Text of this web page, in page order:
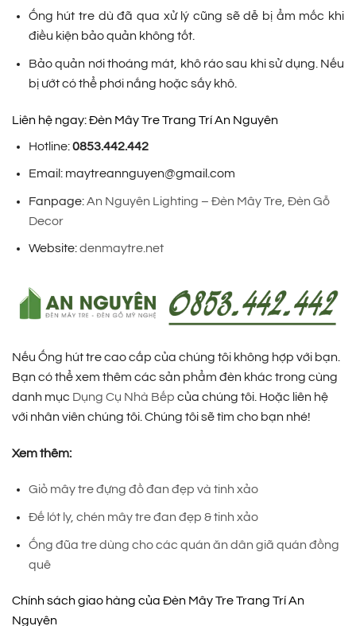
Ống hút tre dù đã qua xử lý cũng sẽ dễ bị ẩm mốc khi
điều kiện bảo quản không tốt.
Bảo quản nơi thoáng mát, khô ráo sau khi sử dụng. Nếu
bị ướt có thể phơi nắng hoặc sấy khô.
Liên hệ ngay: Đèn Mây Tre Trang Trí An Nguyên
Hotline:0853.442.442
Email: maytreannguyen@gmail.com
Fanpage:An Nguyên Lighting – Đèn Mây Tre, Đèn Gỗ
Decor
Website:denmaytre.net
Nếu Ống hút tre cao cấp của chúng tôi không hợp với bạn.
Bạn có thể xem thêm các sản phẩm đèn khác trong cùng
danh mục Dụng Cụ Nhà Bếp của chúng tôi. Hoặc liên hệ
với nhân viên chúng tôi. Chúng tôi sẽ tìm cho bạn nhé!
Xem thêm:
Giỏ mây tre đựng đồ đan đẹp và tinh xảo
Đế lót ly, chén mây tre đan đẹp & tinh xảo
Ống đũa tre dùng cho các quán ăn dân giã quán đồng
quê
Chính sách giao hàng của Đèn Mây Tre Trang Trí An
Nguyên